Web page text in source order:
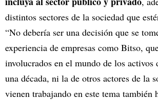
distintos sectores de la sociedad que
“No debería ser una decisión que se
experiencia de empresas como Bitso,
involucrados en el mundo de los activos
una década, ni la de otros actores de la
vienen trabajando en este tema también